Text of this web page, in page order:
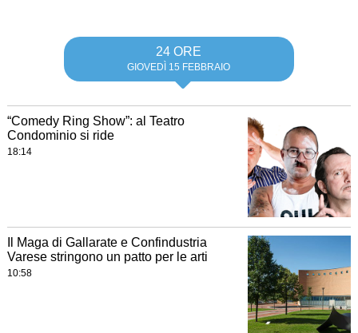
24 ORE
GIOVEDÌ 15 FEBBRAIO
“Comedy Ring Show”: al Teatro
Condominio si ride
18:14
Il Maga di Gallarate e Confindustria
Varese stringono un patto per le arti
10:58